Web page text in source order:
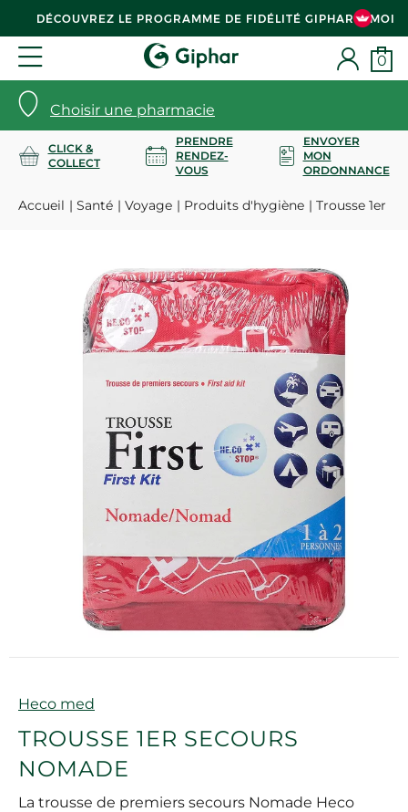
DÉCOUVREZ LE PROGRAMME DE FIDÉLITÉ GIPHAR & MOI
Choisir une pharmacie
0
CLICK &
COLLECT
PRENDRE
RENDEZ-
VOUS
ENVOYER
MON
ORDONNANCE
Accueil Santé Voyage Produits d'hygiène Trousse 1er
Marque
Heco med
TROUSSE 1ER SECOURS
NOMADE
La trousse de premiers secours Nomade Heco